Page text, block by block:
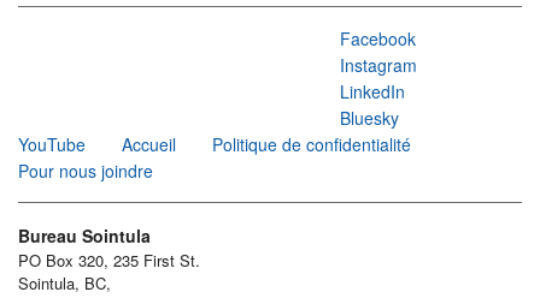
Facebook
Instagram
LinkedIn
Bluesky
YouTube
Accueil
Politique de confidentialité
Pour nous joindre
Bureau Sointula
PO Box 320, 235 First St.
Sointula, BC,